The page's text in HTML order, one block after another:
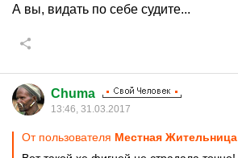
А вы, видать по себе судите...
Chuma
13:46, 31.03.2017
От пользователя Местная Жительница